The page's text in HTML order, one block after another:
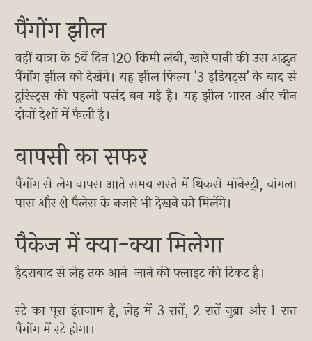
पैंगोंग झील
वहीं यात्रा के 5वें दिन 120 किमी लंबी, खारे पानी की उस अद्भुत
पैंगोंग झील को देखेंगे। यह झील फिल्म '3 इडियट्स' के बाद से
टूरिस्ट्स की पहली पसंद बन गई है। यह झील भारत और चीन
दोनों देशों में फैली है।
वापसी का सफर
पैंगोंग से लेग वापस आते समय रास्ते में थिकसे मॉनेस्ट्री, चांगला
पास और शे पैलेस के नजारे भी देखने को मिलेंगे।
पैकेज में क्या-क्या मिलेगा
हैदराबाद से लेह तक आने-जाने की फ्लाइट की टिकट है।
स्टे का पूरा इंतजाम है, लेह में 3 रातें, 2 रातें नुब्रा और 1 रात
पैंगोंग में स्टे होगा।